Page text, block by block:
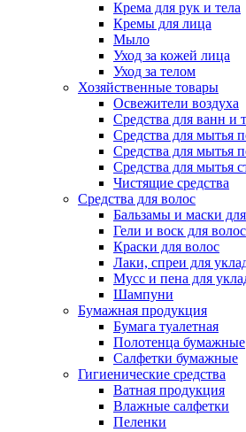
Крема для рук и тела
Кремы для лица
Мыло
Уход за кожей лица
Уход за телом
Хозяйственные товары
Освежители воздуха
Средства для ванн и
Средства для мытья
Средства для мытья
Средства для мытья
Чистящие средства
Средства для волос
Бальзамы и маски
Гели и воск для волос
Краски для волос
Лаки, спреи для
Мусс и пена для
Шампуни
Бумажная продукция
Бумага туалетная
Полотенца бумажные
Салфетки бумажные
Гигиенические средства
Ватная продукция
Влажные салфетки
Пеленки